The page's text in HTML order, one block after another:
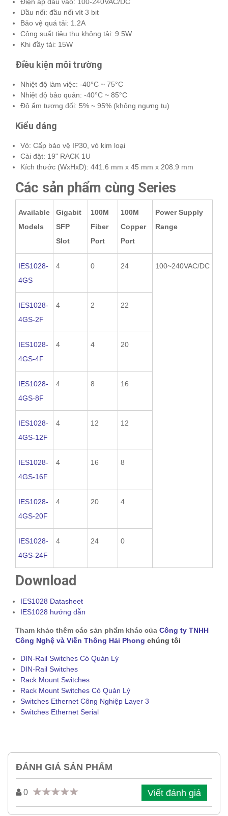
Đầu nối: đầu nối vít 3 bit
Bảo vệ quá tải: 1.2A
Công suất tiêu thụ không tải: 9.5W
Khi đầy tải: 15W
Điều kiện môi trường
Nhiệt độ làm việc: -40°C ~ 75°C
Nhiệt độ bảo quản: -40°C ~ 85°C
Độ ẩm tương đối: 5% ~ 95% (không ngưng tụ)
Kiểu dáng
Vỏ: Cấp bảo vệ IP30, vỏ kim loại
Cài đặt: 19" RACK 1U
Kích thước (WxHxD): 441.6 mm x 45 mm x 208.9 mm
Các sản phẩm cùng Series
Available
Models
Gigabit
SFP
Slot
100M
Fiber
Port
100M
Copper
Port
Power Supply
Range
IES1028-
4GS
4 0 24 100~240VAC/DC
IES1028-
4GS-2F
4 2 22
IES1028-
4GS-4F
4 4 20
IES1028-
4GS-8F
4 8 16
IES1028-
4GS-12F
4 12 12
IES1028-
4GS-16F
4 16 8
IES1028-
4GS-20F
4 20 4
IES1028-
4GS-24F
4 24 0
Download
IES1028 Datasheet
IES1028 hướng dẫn
Tham khảo thêm các sản phẩm khác của Công ty TNHH
Công Nghệ và Viễn Thông Hải Phong chúng tôi
DIN-Rail Switches Có Quản Lý
DIN-Rail Switches
Rack Mount Switches
Rack Mount Switches Có Quản Lý
Switches Ethernet Công Nghiệp Layer 3
Switches Ethernet Serial
ĐÁNH GIÁ SẢN PHẨM
0 Viết đánh giá